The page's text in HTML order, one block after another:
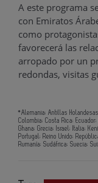
A este programa
con Emiratos
como
favorecerá las
arropado por un
redondas, visitas
*Alemania; Antillas
Colombia; Costa Rica;
Ghana; Grecia; Israel; Italia;
Portugal; Reino Unido;
Rumanía; Sudáfrica; Suecia;